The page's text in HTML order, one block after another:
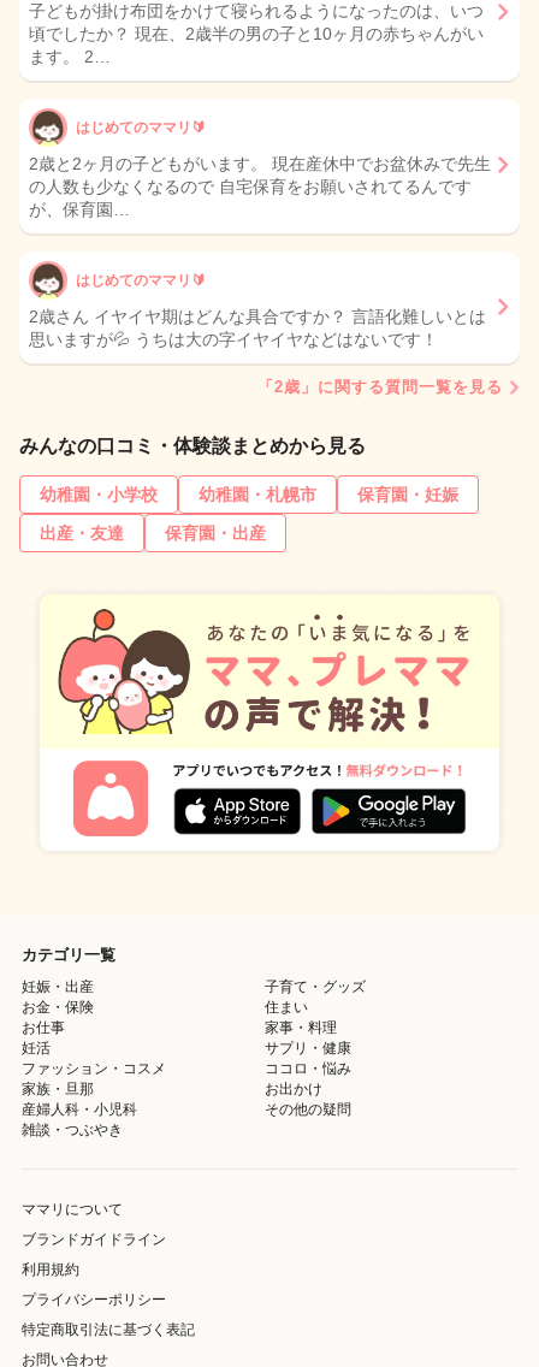
子どもが掛け布団をかけて寝られるようになったのは、いつ
頃でしたか？ 現在、2歳半の男の子と10ヶ月の赤ちゃんがい
ます。 2…
はじめてのママリ🔰
2歳と2ヶ月の子どもがいます。 現在産休中でお盆休みで先生
の人数も少なくなるので 自宅保育をお願いされてるんです
が、保育園…
はじめてのママリ🔰
2歳さん イヤイヤ期はどんな具合ですか？ 言語化難しいとは
思いますが💦 うちは大の字イヤイヤなどはないです！
「2歳」に関する質問一覧を見る
みんなの口コミ・体験談まとめから見る
幼稚園・小学校 幼稚園・札幌市
保育園・妊娠
出産・友達
保育園・出産
カテゴリ一覧
妊娠・出産
子育て・グッズ
お金・保険
住まい
お仕事
家事・料理
妊活
サプリ・健康
ファッション・コスメ
ココロ・悩み
家族・旦那
お出かけ
産婦人科・小児科
その他の疑問
雑談・つぶやき
ママリについて
ブランドガイドライン
利用規約
プライバシーポリシー
特定商取引法に基づく表記
お問い合わせ